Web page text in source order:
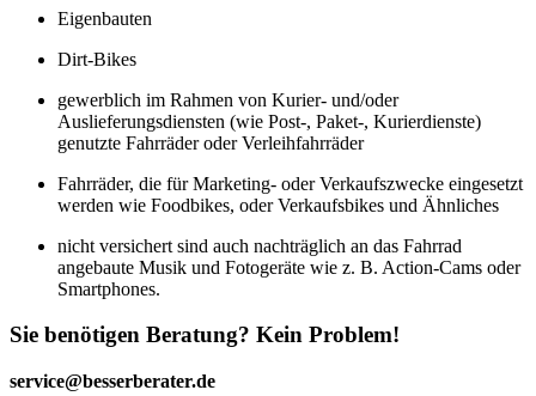
Eigenbauten
Dirt-Bikes
gewerblich im Rahmen von Kurier- und/oder
Auslieferungsdiensten (wie Post-, Paket-, Kurierdienste)
genutzte Fahrräder oder Verleihfahrräder
Fahrräder, die für Marketing- oder Verkaufszwecke eingesetzt
werden wie Foodbikes, oder Verkaufsbikes und Ähnliches
nicht versichert sind auch nachträglich an das Fahrrad
angebaute Musik und Fotogeräte wie z. B. Action-Cams oder
Smartphones.
Sie benötigen Beratung? Kein Problem!
service@besserberater.de